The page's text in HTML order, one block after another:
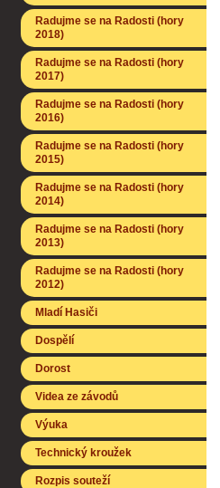
Radujme se na Radosti (hory
2018)
Radujme se na Radosti (hory
2017)
Radujme se na Radosti (hory
2016)
Radujme se na Radosti (hory
2015)
Radujme se na Radosti (hory
2014)
Radujme se na Radosti (hory
2013)
Radujme se na Radosti (hory
2012)
Mladí Hasiči
Dospělí
Dorost
Videa ze závodů
Výuka
Technický kroužek
Rozpis souteží